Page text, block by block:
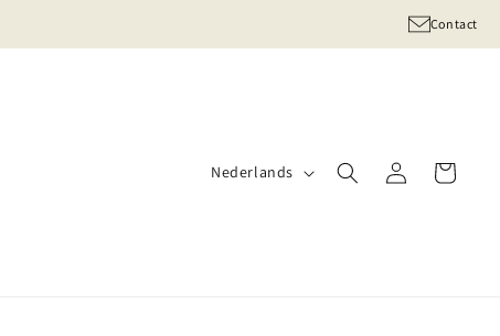
Contact
Nederlands InloggenWinkelwagen